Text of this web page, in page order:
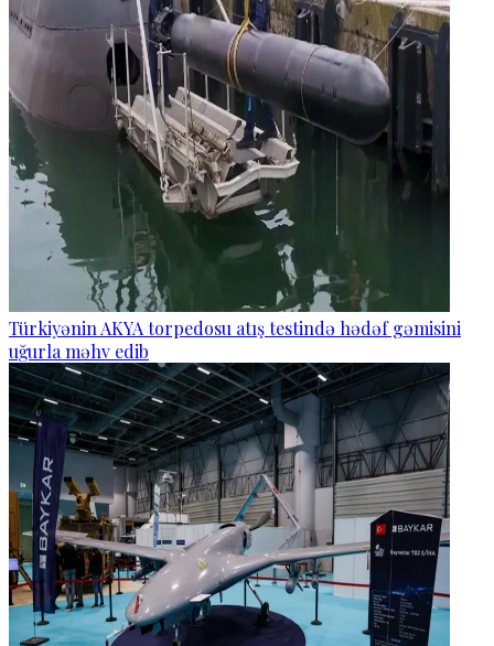
Türkiyənin AKYA torpedosu atış testində hədəf gəmisini
uğurla məhv edib